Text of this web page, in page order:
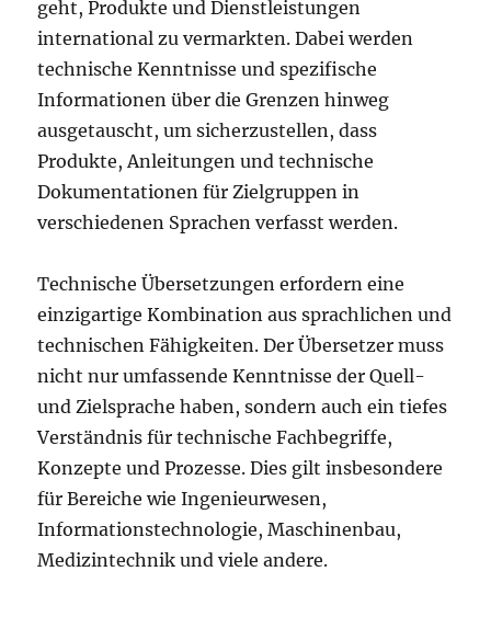
geht, Produkte und Dienstleistungen
international zu vermarkten. Dabei werden
technische Kenntnisse und spezifische
Informationen über die Grenzen hinweg
ausgetauscht, um sicherzustellen, dass
Produkte, Anleitungen und technische
Dokumentationen für Zielgruppen in
verschiedenen Sprachen verfasst werden.
Technische Übersetzungen erfordern eine
einzigartige Kombination aus sprachlichen und
technischen Fähigkeiten. Der Übersetzer muss
nicht nur umfassende Kenntnisse der Quell-
und Zielsprache haben, sondern auch ein tiefes
Verständnis für technische Fachbegriffe,
Konzepte und Prozesse. Dies gilt insbesondere
für Bereiche wie Ingenieurwesen,
Informationstechnologie, Maschinenbau,
Medizintechnik und viele andere.